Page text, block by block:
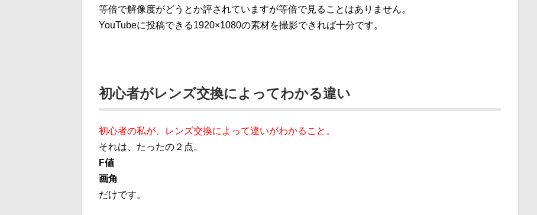
等倍で解像度がどうとか評されていますが等倍で見ることはありません。
YouTubeに投稿できる1920×1080の素材を撮影できれば十分です。
初心者がレンズ交換によってわかる違い
初心者の私が、レンズ交換によって違いがわかること。
それは、たったの２点。
F値
画角
だけです。